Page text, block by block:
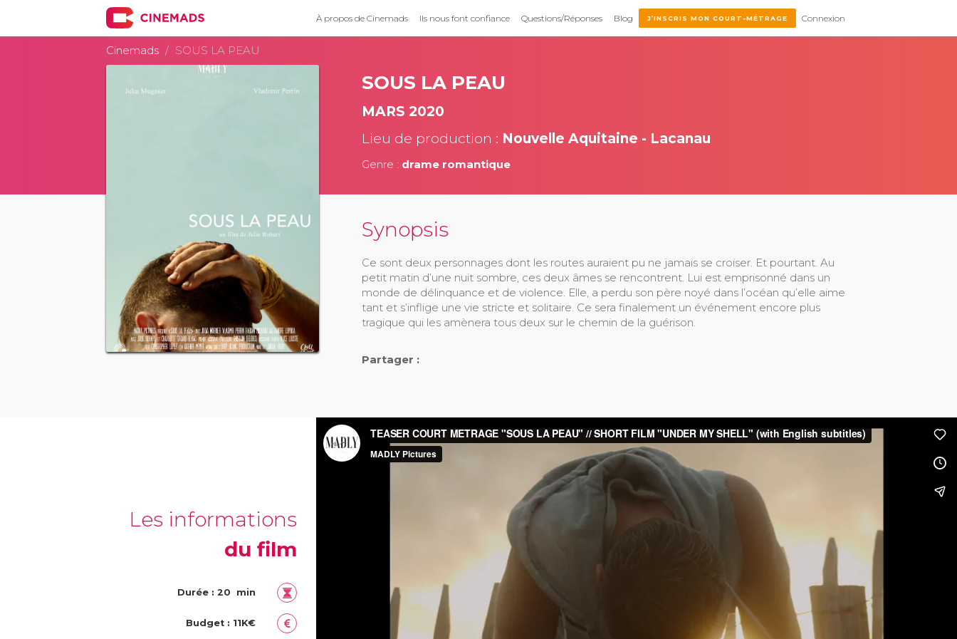
À propos de Cinemads Ils nous font confiance Questions/Réponses Blog J’INSCRIS MON COURT-MÉTRAGE Connexion
Cinemads SOUS LA PEAU
SOUS LA PEAU
MARS 2020
Lieu de production : Nouvelle Aquitaine - Lacanau
Genre : drame romantique
Synopsis
Ce sont deux personnages dont les routes auraient pu ne jamais se croiser. Et pourtant. Au
petit matin d’une nuit sombre, ces deux âmes se rencontrent. Lui est emprisonné dans un
monde de délinquance et de violence. Elle, a perdu son père noyé dans l’océan qu’elle aime
tant et s’inflige une vie stricte et solitaire. Ce sera finalement un événement encore plus
tragique qui les amènera tous deux sur le chemin de la guérison.
Partager :
Les informations
du film
Durée : 20 min
Budget : 11K€